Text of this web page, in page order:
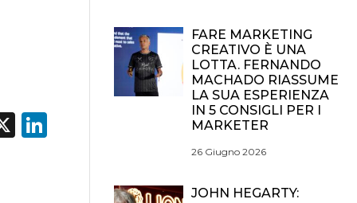
X LinkedIn
FARE MARKETING
CREATIVO È UNA
LOTTA. FERNANDO
MACHADO RIASSUME
LA SUA ESPERIENZA
IN 5 CONSIGLI PER I
MARKETER
26 Giugno 2026
JOHN HEGARTY: